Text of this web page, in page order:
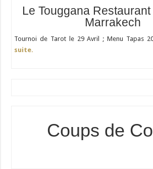
Le Touggana
Marrakech
Tournoi de Tarot le 29 Avril ; Menu Tapas
suite.
Coups de